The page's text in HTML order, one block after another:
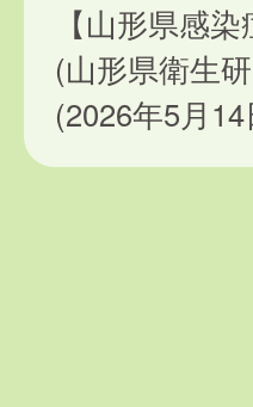
【山形県感
(山形県衛生
(2026年5月